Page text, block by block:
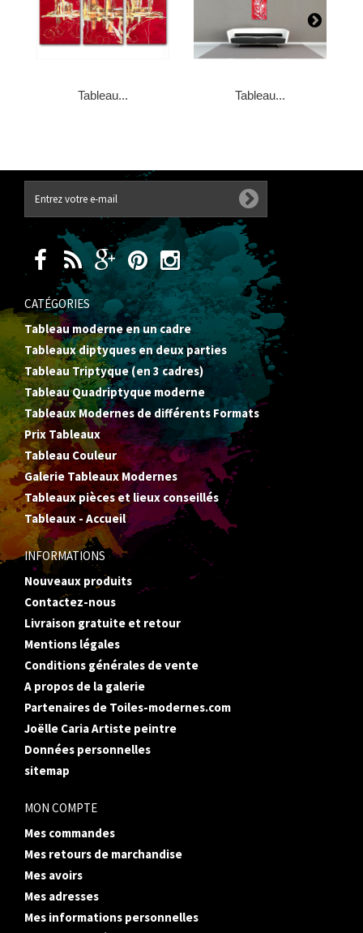
Tableau... Tableau...
CATÉGORIES
Tableau moderne en un cadre
Tableaux diptyques en deux parties
Tableau Triptyque (en 3 cadres)
Tableau Quadriptyque moderne
Tableaux Modernes de différents Formats
Prix Tableaux
Tableau Couleur
Galerie Tableaux Modernes
Tableaux pièces et lieux conseillés
Tableaux - Accueil
INFORMATIONS
Nouveaux produits
Contactez-nous
Livraison gratuite et retour
Mentions légales
Conditions générales de vente
A propos de la galerie
Partenaires de Toiles-modernes.com
Joëlle Caria Artiste peintre
Données personnelles
sitemap
MON COMPTE
Mes commandes
Mes retours de marchandise
Mes avoirs
Mes adresses
Mes informations personnelles